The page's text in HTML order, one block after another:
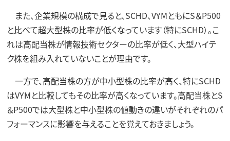
また、企業規模の構成で見ると、SCHD、VYMともにS＆P500
と比べて超大型株の比率が低くなっています（特にSCHD）。こ
れは高配当株が情報技術セクターの比率が低く、大型ハイテ
ク株を組み入れていないことが理由です。
一方で、高配当株の方が中小型株の比率が高く、特にSCHD
はVYMと比較してもその比率が高くなっています。高配当株とS
＆P500では大型株と中小型株の値動きの違いがそれぞれのパ
フォーマンスに影響を与えることを覚えておきましょう。